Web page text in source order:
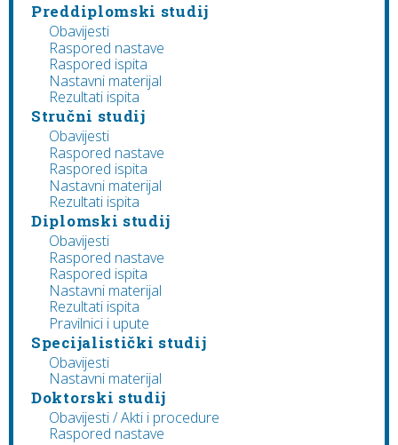
Preddiplomski studij
Obavijesti
Raspored nastave
Raspored ispita
Nastavni materijal
Rezultati ispita
Stručni studij
Obavijesti
Raspored nastave
Raspored ispita
Nastavni materijal
Rezultati ispita
Diplomski studij
Obavijesti
Raspored nastave
Raspored ispita
Nastavni materijal
Rezultati ispita
Pravilnici i upute
Specijalistički studij
Obavijesti
Nastavni materijal
Doktorski studij
Obavijesti / Akti i procedure
Raspored nastave